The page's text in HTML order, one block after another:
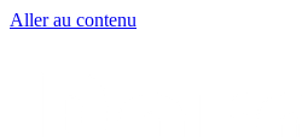
Aller au contenu